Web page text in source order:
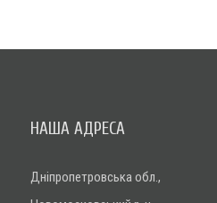
НАША АДРЕСА
Дніпропетровська обл.,